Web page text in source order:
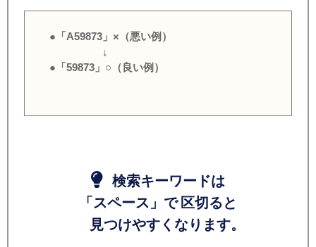
●「A59873」×（悪い例）
↓
●「59873」○（良い例）
検索キーワードは
「スペース」で 区切ると
見つけやすくなります。